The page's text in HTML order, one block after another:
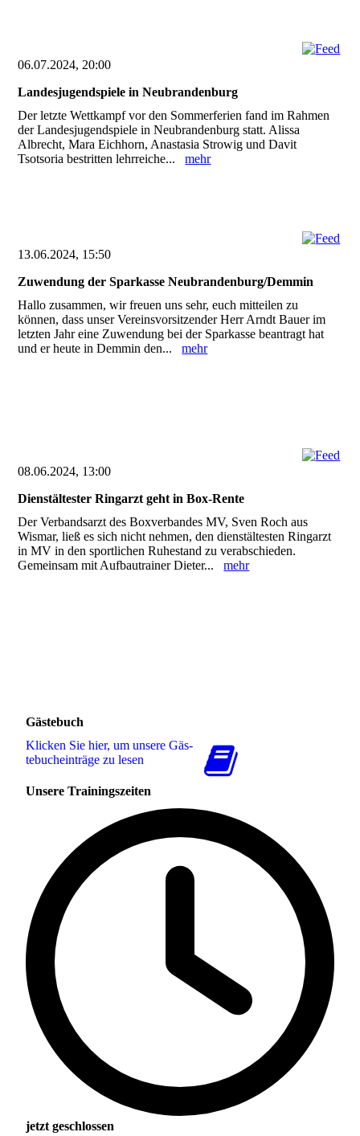
06.07.2024, 20:00
Landesjugendspiele in Neubrandenburg
Der letzte Wettkampf vor den Sommerferien fand im Rahmen
der Landesjugendspiele in Neubrandenburg statt. Alissa
Albrecht, Mara Eichhorn, Anastasia Strowig und Davit
Tsotsoria bestritten lehrreiche...mehr
13.06.2024, 15:50
Zuwendung der Sparkasse Neubrandenburg/Demmin
Hallo zusammen, wir freuen uns sehr, euch mitteilen zu
können, dass unser Vereinsvorsitzender Herr Arndt Bauer im
letzten Jahr eine Zuwendung bei der Sparkasse beantragt hat
und er heute in Demmin den...mehr
08.06.2024, 13:00
Dienstältester Ringarzt geht in Box-Rente
Der Verbandsarzt des Boxverbandes MV, Sven Roch aus
Wismar, ließ es sich nicht nehmen, den dienstältesten Ringarzt
in MV in den sportlichen Ruhestand zu verabschieden.
Gemeinsam mit Aufbautrainer Dieter...mehr
Gästebuch
Klicken Sie hier, um unsere Gäs­
te­buch­ein­trä­ge zu lesen
Unsere Trainingszeiten
jetzt geschlossen